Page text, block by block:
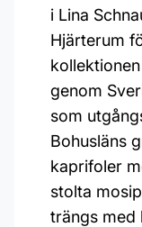
i Lina
Hjärterum
genom
som
Bohusläns
kaprifoler
stolta
trängs med